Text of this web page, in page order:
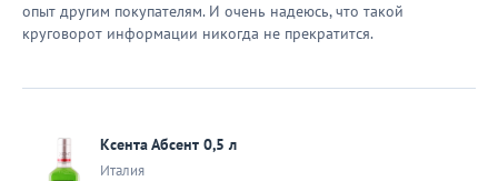
опыт другим покупателям. И очень надеюсь, что такой
круговорот информации никогда не прекратится.
Ксента Абсент 0,5 л
Италия